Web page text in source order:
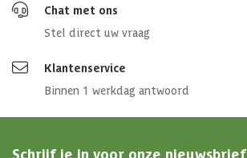
Chat met ons
Stel direct uw vraag
Klantenservice
Binnen 1 werkdag antwoord
Schrijf je in voor onze nieuwsbrief